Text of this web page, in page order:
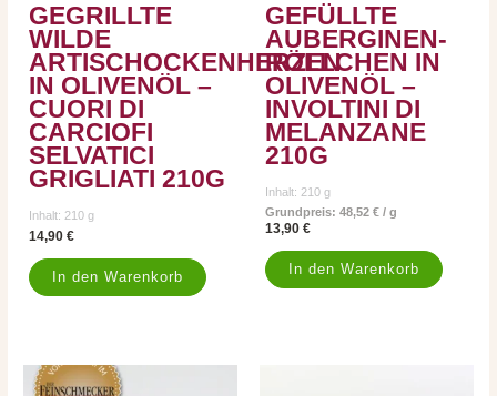
GEGRILLTE
WILDE
ARTISCHOCKENHERZEN
IN OLIVENÖL –
CUORI DI
CARCIOFI
SELVATICI
GRIGLIATI 210G
Inhalt: 210g
14,90€
In den Warenkorb
GEFÜLLTE
AUBERGINEN-
RÖLLCHEN IN
OLIVENÖL –
INVOLTINI DI
MELANZANE
210G
Inhalt: 210 g
Grundpreis: 48,52 € / g
13,90 €
In den Warenkorb